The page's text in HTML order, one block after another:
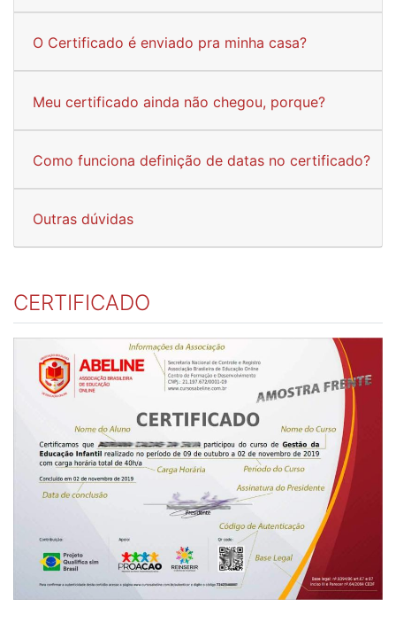
O Certificado é enviado pra minha casa?
Meu certificado ainda não chegou, porque?
Como funciona definição de datas no certificado?
Outras dúvidas
CERTIFICADO